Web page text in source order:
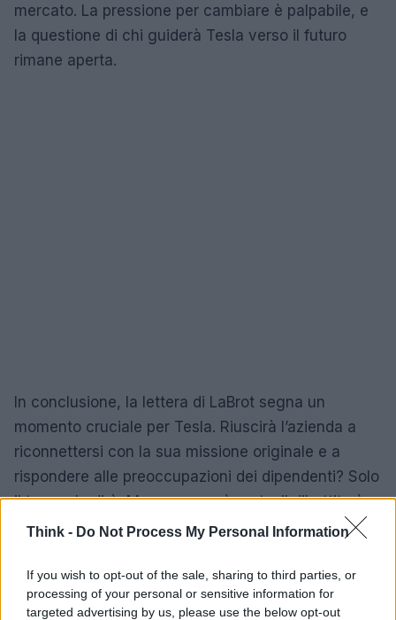
Think - Do Not Process My Personal Information
If you wish to opt-out of the sale, sharing to third parties, or
processing of your personal or sensitive information for
targeted advertising by us, please use the below opt-out
mercato. La pressione per cambiare è palpabile, e
la questione di chi guiderà Tesla verso il futuro
rimane aperta.
In conclusione, la lettera di LaBrot segna un
momento cruciale per Tesla. Riuscirà l’azienda a
riconnettersi con la sua missione originale e a
rispondere alle preoccupazioni dei dipendenti? Solo
il tempo lo dirà. Ma una cosa è certa: il dibattito è
appena iniziato e continuerà a far discutere. Tutti
pensi della situazione attuale di Tesla?